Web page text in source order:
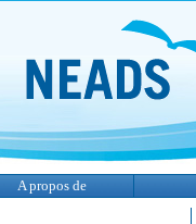
A propos de